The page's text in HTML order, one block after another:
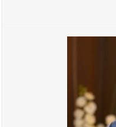
الاثنين احتجاجا على
السابق أشرف دبور:
إلى السلطة
اليونيفيل .. مسؤول غربي